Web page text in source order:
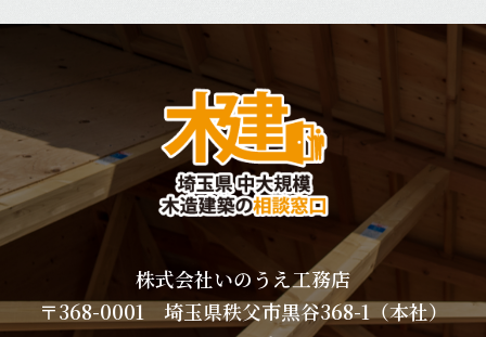
株式会社いのうえ工務店
〒368-0001 埼玉県秩父市黒谷368-1（本社）